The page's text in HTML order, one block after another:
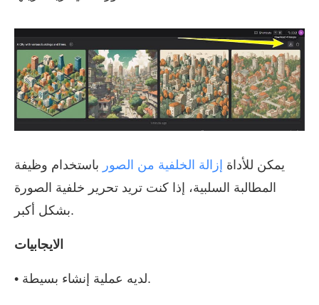
يمكن للأداة إزالة الخلفية من الصور باستخدام وظيفة
المطالبة السلبية، إذا كنت تريد تحرير خلفية الصورة
بشكل أكبر.
الايجابيات
• لديه عملية إنشاء بسيطة.